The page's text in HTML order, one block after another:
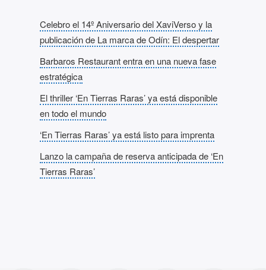
Celebro el 14º Aniversario del XaviVerso y la
publicación de La marca de Odín: El despertar
Barbaros Restaurant entra en una nueva fase
estratégica
El thriller ‘En Tierras Raras’ ya está disponible
en todo el mundo
‘En Tierras Raras’ ya está listo para imprenta
Lanzo la campaña de reserva anticipada de ‘En
Tierras Raras’